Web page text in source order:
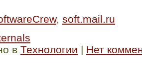
, soft.mail.ru
в Технологии | Нет